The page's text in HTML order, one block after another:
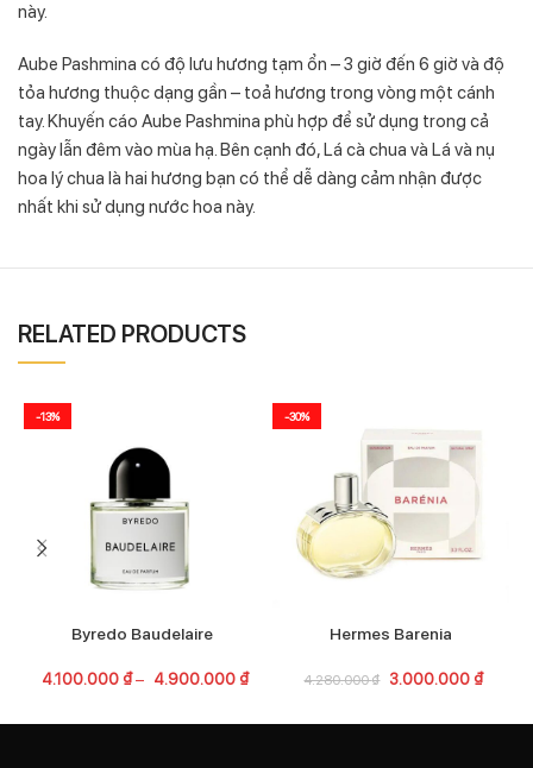
này.
Aube Pashmina có độ lưu hương tạm ổn – 3 giờ đến 6 giờ và độ
tỏa hương thuộc dạng gần – toả hương trong vòng một cánh
tay. Khuyến cáo Aube Pashmina phù hợp để sử dụng trong cả
ngày lẫn đêm vào mùa hạ. Bên cạnh đó, Lá cà chua và Lá và nụ
hoa lý chua là hai hương bạn có thể dễ dàng cảm nhận được
nhất khi sử dụng nước hoa này.
RELATED PRODUCTS
-13%
Byredo Baudelaire
4.100.000 ₫– 4.900.000 ₫
-30%
Hermes Barenia
4.280.000₫ 3.000.000 ₫